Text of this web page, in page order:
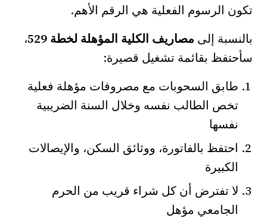
تكون الرسوم الفعلية هي الرقم الأهم.
بالنسبة إلى مصاريف الكلية المؤهلة لخطة 529
،
سأحتفظ بقائمة تشغيل قصيرة:
طابق السحوبات مع مصروفات مؤهلة فعلية
تخص الطالب نفسه وخلال السنة الضريبية
نفسها
احتفظ بالفاتورة، ووثائق السكن، والإيصالات
الكبيرة
لا تفترض أن كل شراء قريب من الحرم
الجامعي مؤهل